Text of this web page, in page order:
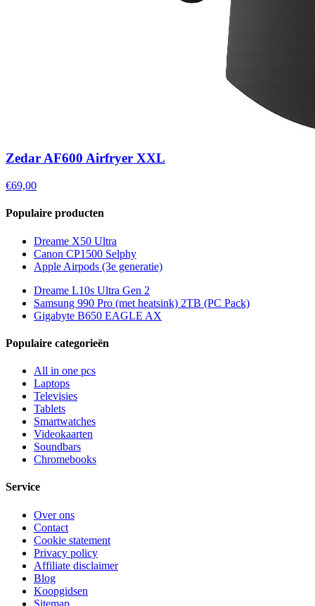
Zedar AF600 Airfryer XXL
€69,00
Populaire producten
Dreame X50 Ultra
Canon CP1500 Selphy
Apple Airpods (3e generatie)
Dreame L10s Ultra Gen 2
Samsung 990 Pro (met heatsink) 2TB (PC Pack)
Gigabyte B650 EAGLE AX
Populaire categorieën
All in one pcs
Laptops
Televisies
Tablets
Smartwatches
Videokaarten
Soundbars
Chromebooks
Service
Over ons
Contact
Cookie statement
Privacy policy
Affiliate disclaimer
Blog
Koopgidsen
Sitemap